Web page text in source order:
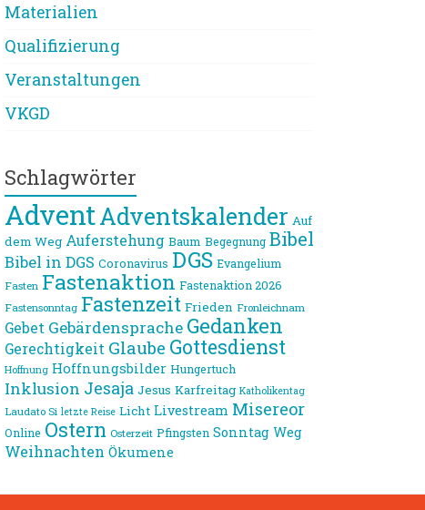
Materialien
Qualifizierung
Veranstaltungen
VKGD
Schlagwörter
AdventAdventskalender Auf
dem Weg Auferstehung Baum Begegnung Bibel
Bibel in DGS Coronavirus DGS Evangelium
Fasten Fastenaktion Fastenaktion 2026
Fastensonntag Fastenzeit Frieden Fronleichnam
Gebet Gebärdensprache Gedanken
Gerechtigkeit Glaube Gottesdienst
Hoffnung Hoffnungsbilder Hungertuch
Inklusion Jesaja Jesus Karfreitag Katholikentag
Laudato Si letzte Reise Licht Livestream Misereor
Online Ostern Osterzeit Pfingsten Sonntag Weg
Weihnachten Ökumene